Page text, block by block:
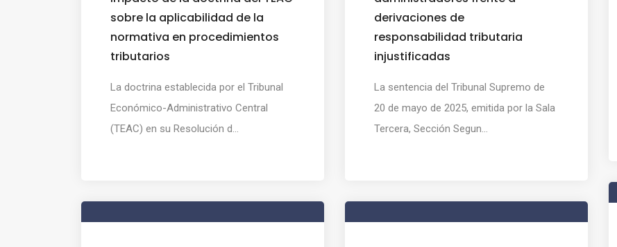
derivaciones de
responsabilidad tributaria
injustificadas
La sentencia del Tribunal Supremo de
20 de mayo de 2025, emitida por la Sala
Tercera, Sección Segun...
sobre la aplicabilidad de la
normativa en procedimientos
tributarios
La doctrina establecida por el Tribunal
Económico-Administrativo Central
(TEAC) en su Resolución d...